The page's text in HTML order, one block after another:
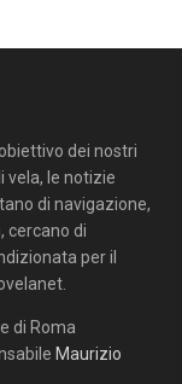
dei nostri
vela, le notizie
di navigazione,
cercano di
per il
di Roma
Maurizio